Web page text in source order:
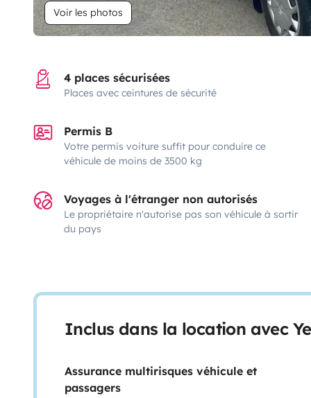
Voir les photos
4 places sécurisées
Places avec ceintures de sécurité
Permis B
Votre permis voiture suffit pour conduire ce
véhicule de moins de 3500 kg
Voyages à l'étranger non autorisés
Le propriétaire n'autorise pas son véhicule à sortir
du pays
Inclus dans la location avec
Assurance multirisques véhicule et
passagers